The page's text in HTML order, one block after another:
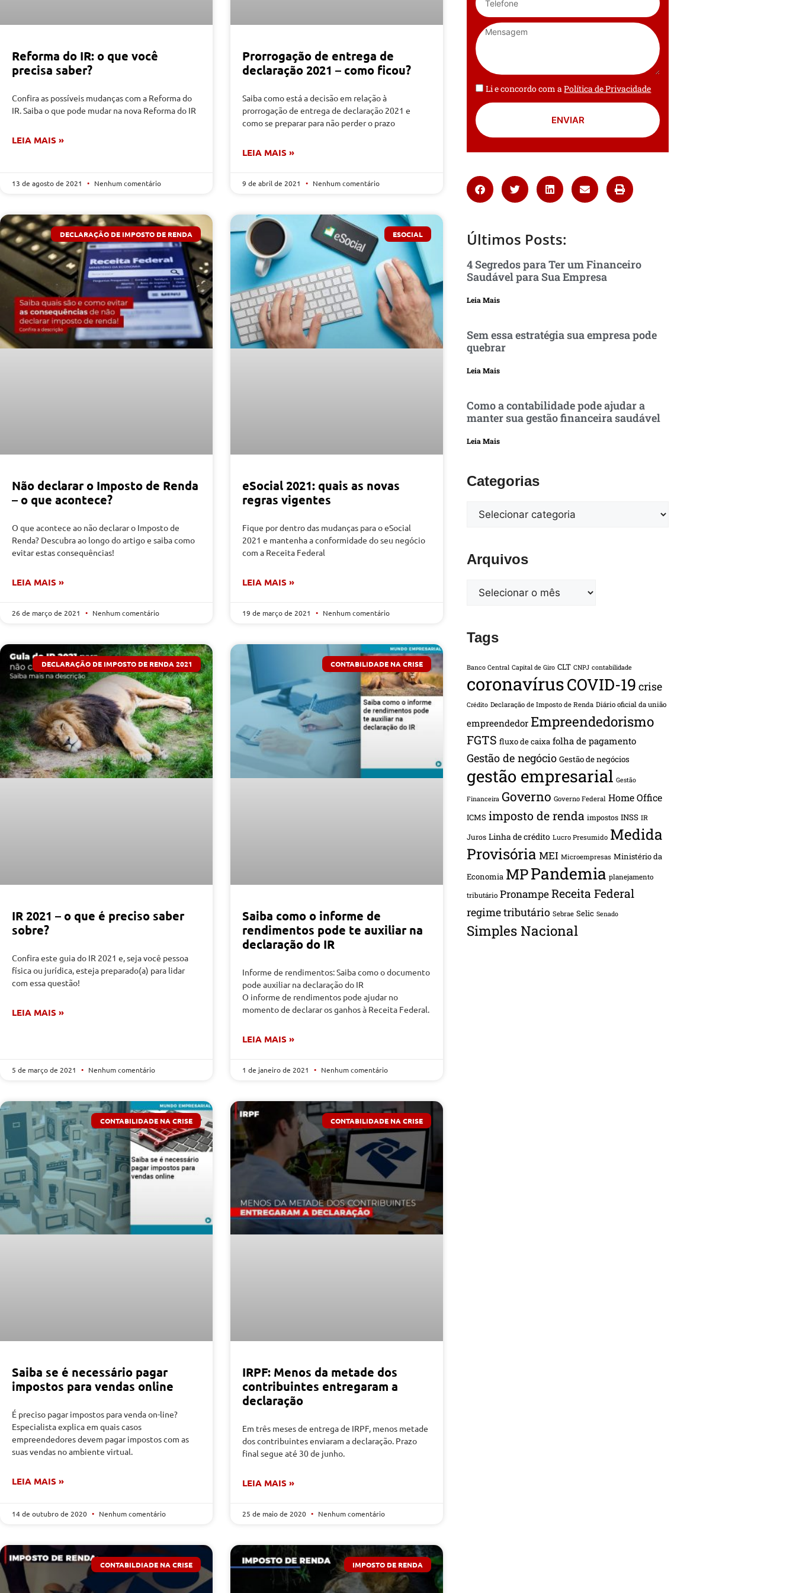
Reforma do IR: o que você
precisa saber?
Confira as possíveis mudanças com a Reforma do
IR. Saiba o que pode mudar na nova Reforma do IR
LEIA MAIS »
13 de agosto de 2021 Nenhum comentário
Prorrogação de entrega de
declaração 2021 – como ficou?
Saiba como está a decisão em relação à
prorrogação de entrega de declaração 2021 e
como se preparar para não perder o prazo
LEIA MAIS »
9 de abril de 2021 Nenhum comentário
DECLARAÇÃO DE IMPOSTO DE RENDA
Não declarar o Imposto de Renda
– o que acontece?
O que acontece ao não declarar o Imposto de
Renda? Descubra ao longo do artigo e saiba como
evitar estas consequências!
LEIA MAIS »
26 de março de 2021 Nenhum comentário
ESOCIAL
eSocial 2021: quais as novas
regras vigentes
Fique por dentro das mudanças para o eSocial
2021 e mantenha a conformidade do seu negócio
com a Receita Federal
LEIA MAIS »
19 de março de 2021 Nenhum comentário
DECLARAÇÃO DE IMPOSTO DE RENDA 2021
IR 2021 – o que é preciso saber
sobre?
Confira este guia do IR 2021 e, seja você pessoa
física ou jurídica, esteja preparado(a) para lidar
com essa questão!
LEIA MAIS »
5 de março de 2021 Nenhum comentário
CONTABILIDADE NA CRISE
Saiba como o informe de
rendimentos pode te auxiliar na
declaração do IR
Informe de rendimentos: Saiba como o documento
pode auxiliar na declaração do IR
O informe de rendimentos pode ajudar no
momento de declarar os ganhos à Receita Federal.
LEIA MAIS »
1 de janeiro de 2021 Nenhum comentário
CONTABILIDADE NA CRISE
Saiba se é necessário pagar
impostos para vendas online
É preciso pagar impostos para venda on-line?
Especialista explica em quais casos
empreendedores devem pagar impostos com as
suas vendas no ambiente virtual.
LEIA MAIS »
14 de outubro de 2020 Nenhum comentário
CONTABILIDADE NA CRISE
IRPF: Menos da metade dos
contribuintes entregaram a
declaração
Em três meses de entrega de IRPF, menos metade
dos contribuintes enviaram a declaração. Prazo
final segue até 30 de junho.
LEIA MAIS »
25 de maio de 2020 Nenhum comentário
CONTABILDIADE NA CRISE IMPOSTO DE RENDA
Li e concordo com aPolítica de Privacidade
ENVIAR
Últimos Posts:
4 Segredos para Ter um Financeiro
Saudável para Sua Empresa
Leia Mais
Sem essa estratégia sua empresa pode
quebrar
Leia Mais
Como a contabilidade pode ajudar a
manter sua gestão financeira saudável
Leia Mais
Categorias
Arquivos
Tags
Banco Central Capital de Giro CLT CNPJ contabilidade
coronavírusCOVID-19 crise
Crédito Declaração de Imposto de Renda Diário oficial da união
empreendedor Empreendedorismo
FGTS fluxo de caixa folha de pagamento
Gestão de negócio Gestão de negócios
gestão empresarial Gestão
Financeira Governo Governo Federal Home Office
ICMS imposto de renda impostos INSS IR
Juros Linha de crédito Lucro Presumido Medida
Provisória MEI Microempresas Ministério da
Economia MPPandemia planejamento
tributário PronampeReceita Federal
regime tributário Sebrae Selic Senado
Simples Nacional